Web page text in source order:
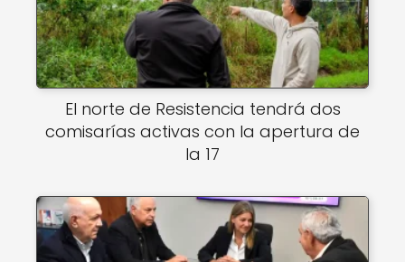
El norte de Resistencia tendrá dos
comisarías activas con la apertura de
la 17